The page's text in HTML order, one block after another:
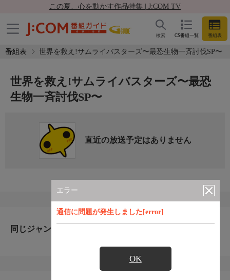
この夏、心を動かす作品特集 | J:COM TV
CS番組一覧 番組表
検索
番組表 世界を救え!サムライバスターズ〜最恐生物一斉討伐SP〜
エラー
通信に問題が発生しました[error]
OK
世界を救え!サムライバスターズ〜最恐
生物一斉討伐SP〜
直近の放送予定はありません
同じジャンルのおすすめ番組